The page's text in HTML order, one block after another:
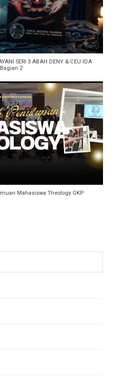
SERI 3 ABAH DENY & CEU IDA
Bagian 2
Mahasiswa Theology GKP